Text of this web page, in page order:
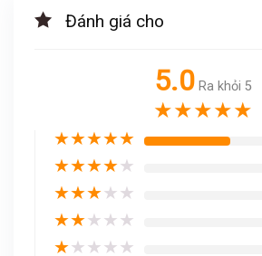
Đánh giá cho
5.0 Ra khỏi 5
★★★★★
★★★★★
★★★★★
★★★★★
★★★★★
★★★★★